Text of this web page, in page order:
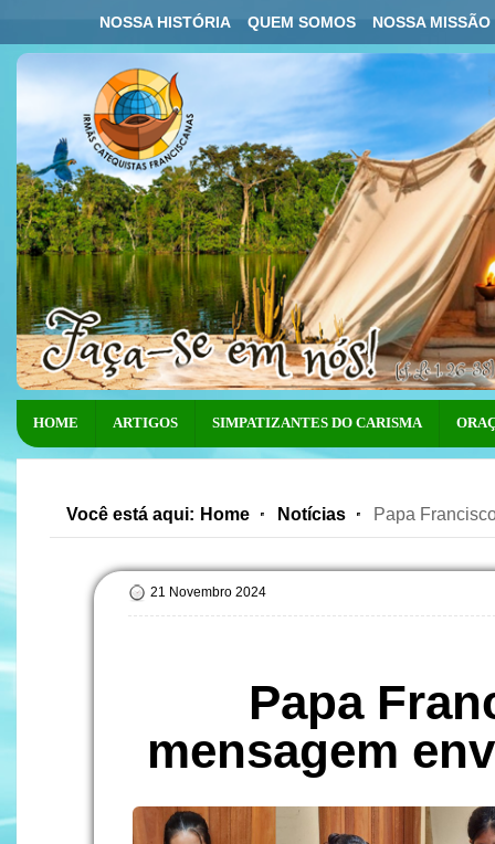
NOSSA HISTÓRIA QUEM SOMOS NOSSA MISSÃO
HOME ARTIGOS SIMPATIZANTES DO CARISMA
Você está aqui: Home Notícias Papa
21 Novembro 2024
Papa
mensagem